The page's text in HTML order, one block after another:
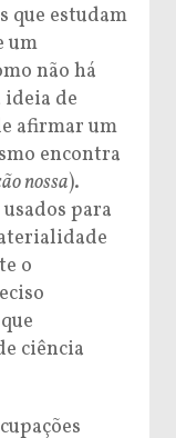
que estudam
um
não há
ideia de
afirmar um
encontra
nossa).
para
o
ciência